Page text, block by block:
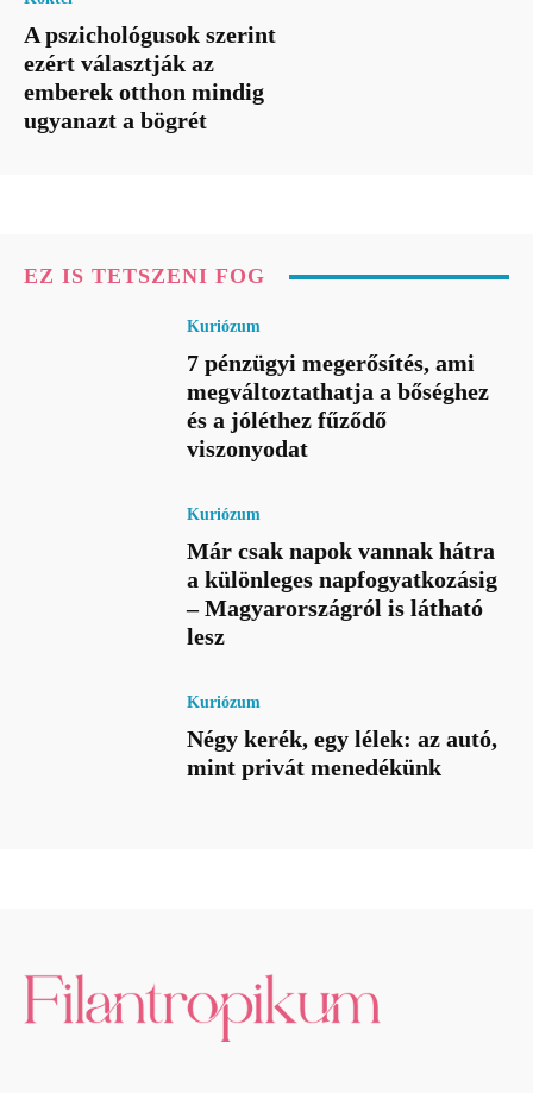
A pszichológusok szerint
ezért választják az
emberek otthon mindig
ugyanazt a bögrét
EZ IS TETSZENI FOG
Kuriózum
7 pénzügyi megerősítés, ami
megváltoztathatja a bőséghez
és a jóléthez fűződő
viszonyodat
Kuriózum
Már csak napok vannak hátra
a különleges napfogyatkozásig
– Magyarországról is látható
lesz
Kuriózum
Négy kerék, egy lélek: az autó,
mint privát menedékünk